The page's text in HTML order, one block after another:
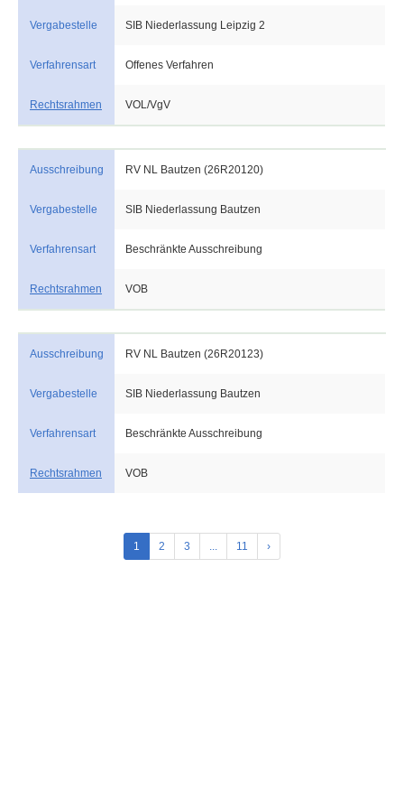
Vergabestelle SIB Niederlassung Leipzig 2
Verfahrensart Offenes Verfahren
Rechtsrahmen VOL/VgV
Ausschreibung RV NL Bautzen (26R20120)
Vergabestelle SIB Niederlassung Bautzen
Verfahrensart Beschränkte Ausschreibung
Rechtsrahmen VOB
Ausschreibung RV NL Bautzen (26R20123)
Vergabestelle SIB Niederlassung Bautzen
Verfahrensart Beschränkte Ausschreibung
Rechtsrahmen VOB
1 2 3 ... 11 ›